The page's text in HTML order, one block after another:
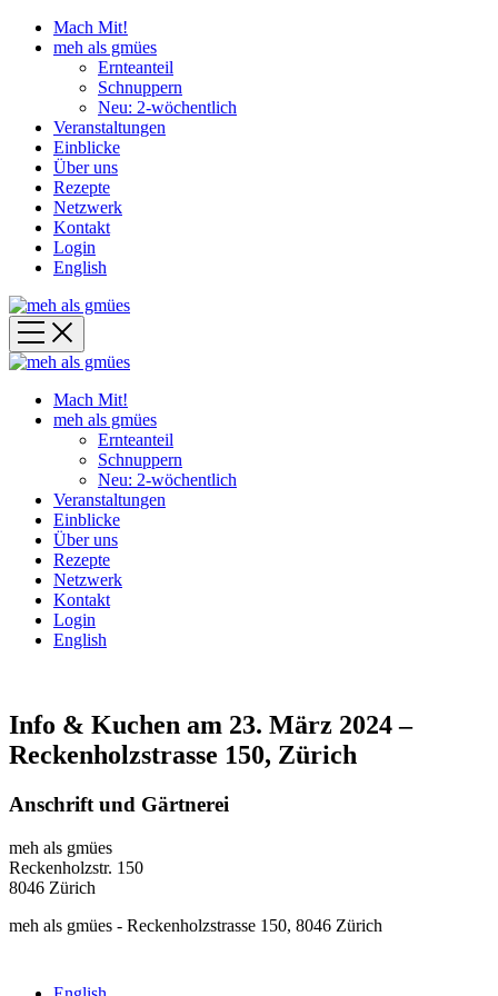
Mach Mit!
meh als gmües
Ernteanteil
Schnuppern
Neu: 2-wöchentlich
Veranstaltungen
Einblicke
Über uns
Rezepte
Netzwerk
Kontakt
Login
English
Mach Mit!
meh als gmües
Ernteanteil
Schnuppern
Neu: 2-wöchentlich
Veranstaltungen
Einblicke
Über uns
Rezepte
Netzwerk
Kontakt
Login
English
Info & Kuchen am 23. März 2024 –
Reckenholzstrasse 150, Zürich
Anschrift und Gärtnerei
meh als gmües
Reckenholzstr. 150
8046 Zürich
meh als gmües - Reckenholzstrasse 150, 8046 Zürich